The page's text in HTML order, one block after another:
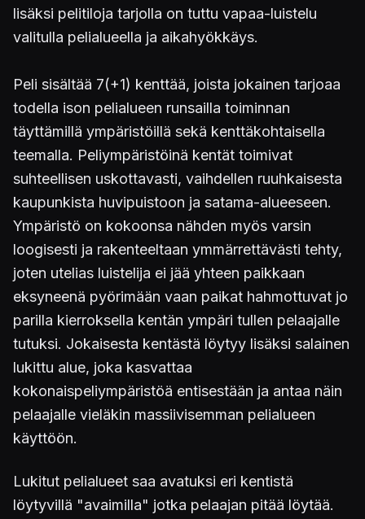
lisäksi pelitiloja tarjolla on tuttu vapaa-luistelu
valitulla pelialueella ja aikahyökkäys.
Peli sisältää 7(+1) kenttää, joista jokainen tarjoaa
todella ison pelialueen runsailla toiminnan
täyttämillä ympäristöillä sekä kenttäkohtaisella
teemalla. Peliympäristöinä kentät toimivat
suhteellisen uskottavasti, vaihdellen ruuhkaisesta
kaupunkista huvipuistoon ja satama-alueeseen.
Ympäristö on kokoonsa nähden myös varsin
loogisesti ja rakenteeltaan ymmärrettävästi tehty,
joten utelias luistelija ei jää yhteen paikkaan
eksyneenä pyörimään vaan paikat hahmottuvat jo
parilla kierroksella kentän ympäri tullen pelaajalle
tutuksi. Jokaisesta kentästä löytyy lisäksi salainen
lukittu alue, joka kasvattaa
kokonaispeliympäristöä entisestään ja antaa näin
pelaajalle vieläkin massiivisemman pelialueen
käyttöön.
Lukitut pelialueet saa avatuksi eri kentistä
löytyvillä "avaimilla" jotka pelaajan pitää löytää.